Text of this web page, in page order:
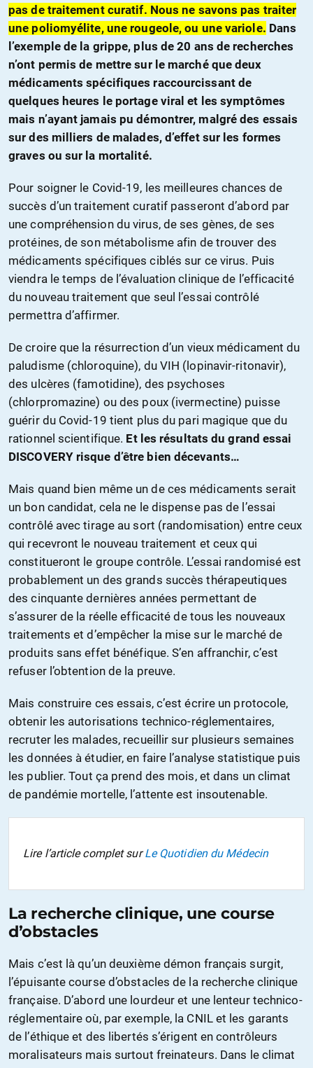
pas de traitement curatif. Nous ne savons pas traiter
une poliomyélite, une rougeole, ou une variole. Dans
l’exemple de la grippe, plus de 20 ans de recherches
n’ont permis de mettre sur le marché que deux
médicaments spécifiques raccourcissant de
quelques heures le portage viral et les symptômes
mais n’ayant jamais pu démontrer, malgré des essais
sur des milliers de malades, d’effet sur les formes
graves ou sur la mortalité.
Pour soigner le Covid-19, les meilleures chances de
succès d’un traitement curatif passeront d’abord par
une compréhension du virus, de ses gènes, de ses
protéines, de son métabolisme afin de trouver des
médicaments spécifiques ciblés sur ce virus. Puis
viendra le temps de l’évaluation clinique de l’efficacité
du nouveau traitement que seul l’essai contrôlé
permettra d’affirmer.
De croire que la résurrection d’un vieux médicament du
paludisme (chloroquine), du VIH (lopinavir-ritonavir),
des ulcères (famotidine), des psychoses
(chlorpromazine) ou des poux (ivermectine) puisse
guérir du Covid-19 tient plus du pari magique que du
rationnel scientifique. Et les résultats du grand essai
DISCOVERY risque d’être bien décevants…
Mais quand bien même un de ces médicaments serait
un bon candidat, cela ne le dispense pas de l’essai
contrôlé avec tirage au sort (randomisation) entre ceux
qui recevront le nouveau traitement et ceux qui
constitueront le groupe contrôle. L’essai randomisé est
probablement un des grands succès thérapeutiques
des cinquante dernières années permettant de
s’assurer de la réelle efficacité de tous les nouveaux
traitements et d’empêcher la mise sur le marché de
produits sans effet bénéfique. S’en affranchir, c’est
refuser l’obtention de la preuve.
Mais construire ces essais, c’est écrire un protocole,
obtenir les autorisations technico-réglementaires,
recruter les malades, recueillir sur plusieurs semaines
les données à étudier, en faire l’analyse statistique puis
les publier. Tout ça prend des mois, et dans un climat
de pandémie mortelle, l’attente est insoutenable.
Lire l’article complet surLe Quotidien du Médecin
La recherche clinique, une course
d’obstacles
Mais c’est là qu’un deuxième démon français surgit,
l’épuisante course d’obstacles de la recherche clinique
française. D’abord une lourdeur et une lenteur technico-
réglementaire où, par exemple, la CNIL et les garants
de l’éthique et des libertés s’érigent en contrôleurs
moralisateurs mais surtout freinateurs. Dans le climat